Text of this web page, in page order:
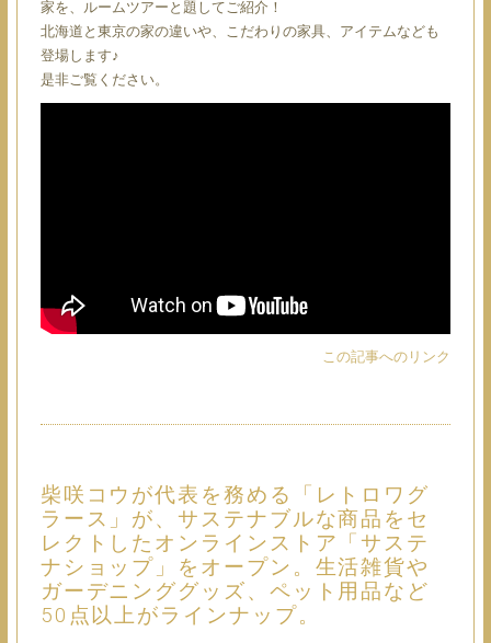
家を、ルームツアーと題してご紹介！
北海道と東京の家の違いや、こだわりの家具、アイテムなども
登場します♪
是非ご覧ください。
この記事へのリンク
柴咲コウが代表を務める「レトロワグ
ラース」が、サステナブルな商品をセ
レクトしたオンラインストア「サステ
ナショップ」をオープン。生活雑貨や
ガーデニンググッズ、ペット用品など
50点以上がラインナップ。